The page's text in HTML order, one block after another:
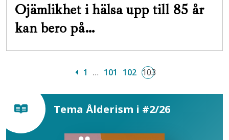
Ojämlikhet i hälsa upp till 85 år
kan bero på…
1 … 101 102 103
Tema Ålderism i #2/26